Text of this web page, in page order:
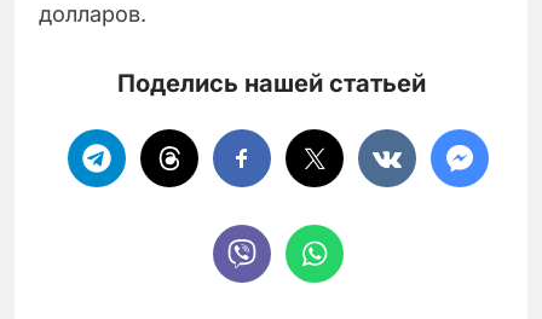
долларов.
Поделись нашей статьей